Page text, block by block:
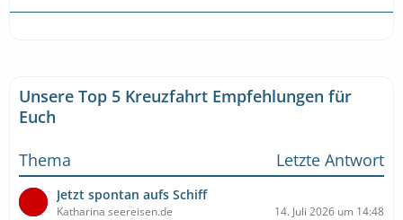
Unsere Top 5 Kreuzfahrt Empfehlungen für
Euch
Thema
Letzte Antwort
Jetzt spontan aufs Schiff
Katharina seereisen.de 14. Juli 2026 um 14:48